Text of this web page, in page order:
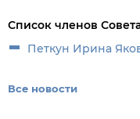
Список членов
Петкун Ирина
Все новости